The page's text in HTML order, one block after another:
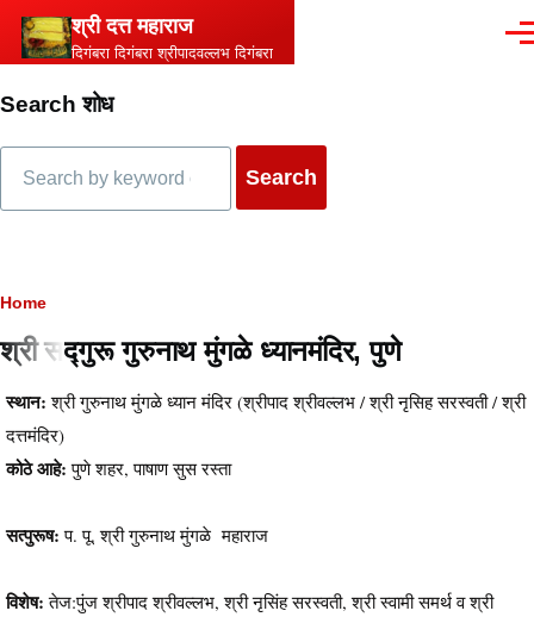
Skip to main content
श्री दत्त महाराज
दिगंबरा दिगंबरा श्रीपादवल्लभ दिगंबरा
Search शोध
Breadcrumb
Home
श्री सद्गुरू गुरुनाथ मुंगळे ध्यानमंदिर, पुणे
स्थान: श्री गुरुनाथ मुंगळे ध्यान मंदिर (श्रीपाद श्रीवल्लभ / श्री नृसिह सरस्वती / श्री
दत्तमंदिर)
कोठे आहे:पुणे शहर, पाषाण सुस रस्ता
सत्पुरूष: प. पू. श्री गुरुनाथ मुंगळे महाराज
विशेष:तेज:पुंज श्रीपाद श्रीवल्लभ, श्री नृसिंह सरस्वती, श्री स्वामी समर्थ व श्री